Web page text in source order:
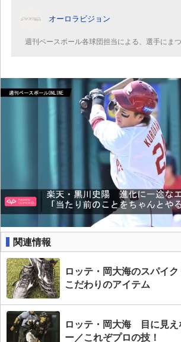
オーロラビジョン
週刊ベースボール各球団担当による、選手にまつ
関連情報
ロッテ・岡大海のスパイ
こだわりのアイテム
ロッテ・岡大海 目に見え
ー／これぞプロの技！